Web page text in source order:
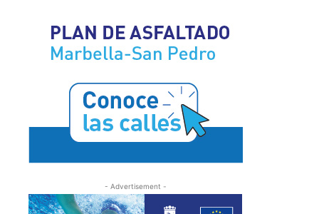
- Advertisement -